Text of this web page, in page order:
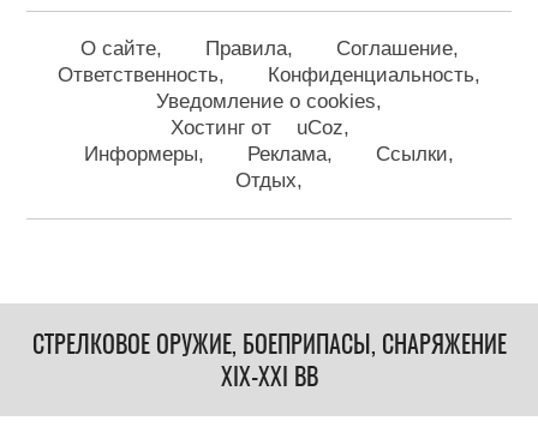
О сайте Правила
Соглашение
Ответственность
Конфиденциальность
Уведомление о cookies
Хостинг от
uCoz
Информеры
Реклама
Ссылки
Отдых
СТРЕЛКОВОЕ ОРУЖИЕ, БОЕПРИПАСЫ, СНАРЯЖЕНИЕ
XIX-XXI ВВ